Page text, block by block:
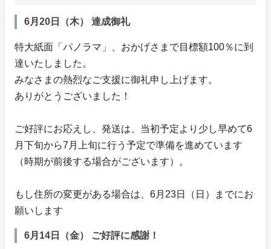
6月20日（木） 達成御礼
特大紙面「パノラマ」、おかげさまで目標額100％に到
達いたしました。
みなさまの熱烈なご支援に御礼申し上げます。
ありがとうございました！
ご好評にお応えし、発送は、当初予定より少し早めて6
月下旬から7月上旬に行う予定で準備を進めています
（時期が前後する場合がございます）。
もし住所の変更がある場合は、6月23日（日）までにお
願いします
6月14日（金） ご好評に感謝！